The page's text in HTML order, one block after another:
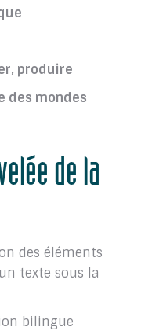
produire
des mondes
de la
des éléments
texte sous la
bilingue